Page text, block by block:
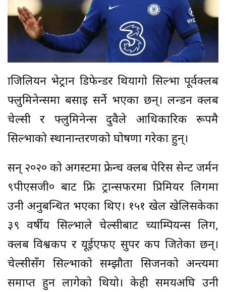
ब्राजिलियन भेट्रान डिफेन्डर थियागो सिल्भा पूर्वक्लब
फ्लुमिनेन्समा बसाइ सर्ने भएका छन्। लन्डन क्लब
चेल्सी र फ्लुमिनेन्स दुवैले आधिकारिक रूपमै
सिल्भाको स्थानान्तरणको घोषणा गरेका हुन्।
सन् २०२० को अगस्टमा फ्रेन्च क्लब पेरिस सेन्ट जर्मन
९पीएसजी० बाट फ्रि ट्रान्सफरमा प्रिमियर लिगमा
उनी अनुबन्धित भएका थिए। १५१ खेल खेलिसकेका
३९ वर्षीय सिल्भाले चेल्सीबाट च्याम्पियन्स लिग,
क्लब विश्वकप र यूईएफए सुपर कप जितेका छन्।
चेल्सीसँग सिल्भाको सम्झौता सिजनको अन्त्यमा
समाप्त हुन लागेको थियो। केही समयअघि उनी